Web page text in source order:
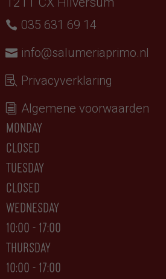
035 631 69 14
info@salumeriaprimo.nl
Privacyverklaring
Algemene voorwaarden
monday
closed
tuesday
CLOSED
wednesday
10:00 - 17:00
thursday
10:00 - 17:00